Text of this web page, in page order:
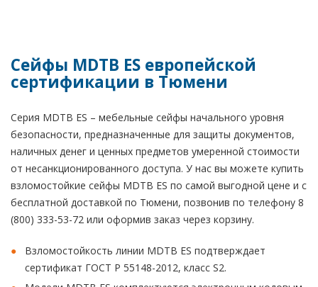
Сейфы MDTB ES европейской
сертификации в Тюмени
Серия MDTB ES – мебельные сейфы начального уровня
безопасности, предназначенные для защиты документов,
наличных денег и ценных предметов умеренной стоимости
от несанкционированного доступа. У нас вы можете купить
взломостойкие сейфы MDTB ES по самой выгодной цене и с
бесплатной доставкой по Тюмени, позвонив по телефону 8
(800) 333-53-72 или оформив заказ через корзину.
Взломостойкость линии MDTB ES подтверждает
сертификат ГОСТ Р 55148-2012, класс S2.